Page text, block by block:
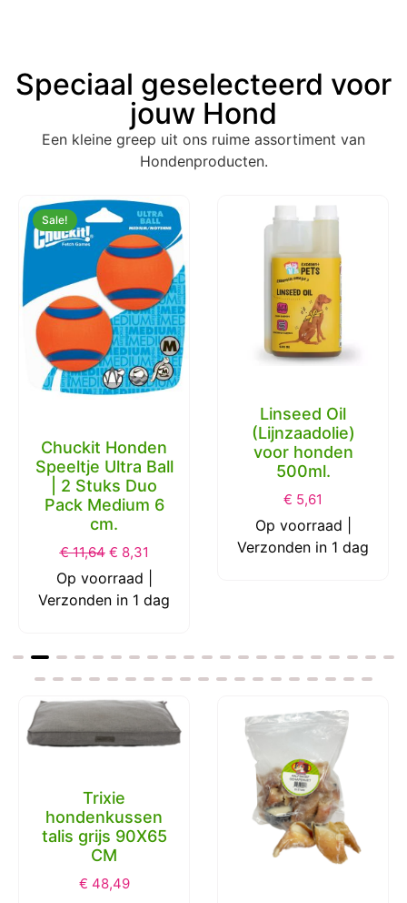
Speciaal geselecteerd voor
jouw Hond
Een kleine greep uit ons ruime assortiment van
Hondenproducten.
Sale!
Chuckit Honden
Speeltje Ultra Ball
| 2 Stuks Duo
Pack Medium 6
cm.
€11,64 € 8,31
Op voorraad |
Verzonden in 1 dag
Linseed Oil
(Lijnzaadolie)
voor honden
500ml.
€ 5,61
Op voorraad |
Verzonden in 1 dag
Trixie
hondenkussen
talis grijs 90X65
CM
€ 48,49